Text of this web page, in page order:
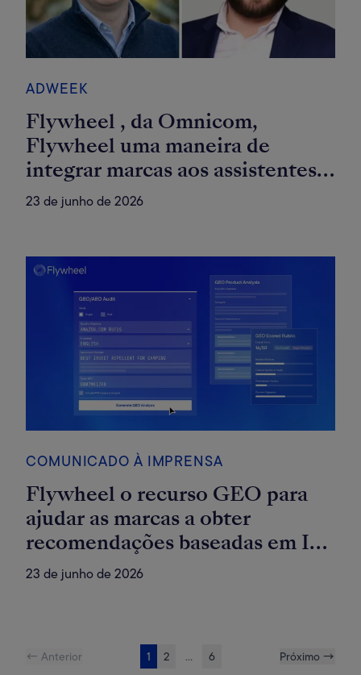
ADWEEK
Flywheel , da Omnicom,
Flywheel uma maneira de
integrar marcas aos assistentes
de IA da Amazon, do Walmart e
23 de junho de 2026
COMUNICADO À IMPRENSA
Flywheel o recurso GEO para
ajudar as marcas a obter
recomendações baseadas em IA
em todos os canais de comércio
23 de junho de 2026
← Anterior 1 2 ... 6 Próximo →